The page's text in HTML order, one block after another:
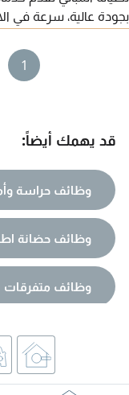
بجودة عالية، سرعة في
جميع أعمال الصيانة
أسعار مناسبة تواصل
1
قد يهمك أيضاً:
وظائف حراسة
وظائف حضانة
وظائف متفرقات